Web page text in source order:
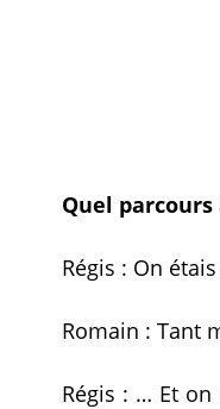
Quel parcours
Régis : On
Romain : Tant
Régis : … Et